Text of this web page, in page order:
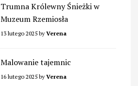
Trumna Królewny Śnieżki w
Muzeum Rzemiosła
13 lutego 2025 by Verena
Malowanie tajemnic
16 lutego 2025 by Verena